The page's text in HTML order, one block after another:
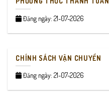
Đăng ngày: 21-07-2026
CHÍNH SÁCH VẬN CHUYỂN
Đăng ngày: 21-07-2026